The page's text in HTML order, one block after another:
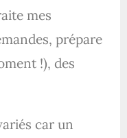
mes
prépare
!), des
car un